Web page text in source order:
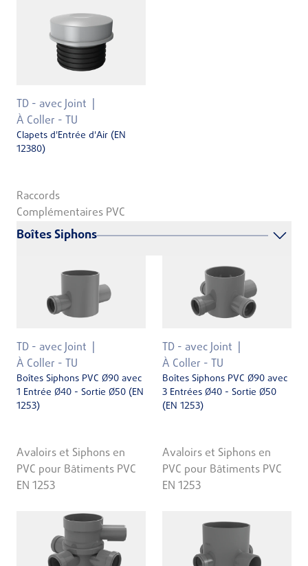
TD - avec Joint
À Coller - TU
Clapets d'Entrée d'Air (EN
12380)
Raccords
Complémentaires PVC
Boîtes Siphons
TD - avec Joint
À Coller - TU
Boîtes Siphons PVC Ø90 avec
1 Entrée Ø40 - Sortie Ø50 (EN
1253)
Avaloirs et Siphons en
PVC pour Bâtiments PVC
EN 1253
TD - avec Joint
À Coller - TU
Boîtes Siphons PVC Ø90 avec
3 Entrées Ø40 - Sortie Ø50
(EN 1253)
Avaloirs et Siphons en
PVC pour Bâtiments PVC
EN 1253